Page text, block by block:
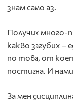
знам само аз.
Получих много-
какво загубих –
по това, от
постигна. И
За мен